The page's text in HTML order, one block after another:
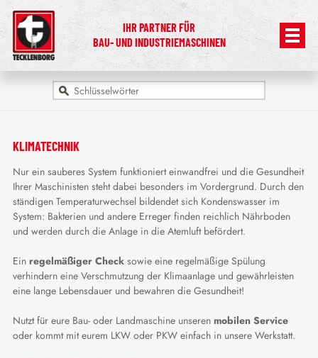
IHR PARTNER FÜR
BAU- UND INDUSTRIEMASCHINEN
KLIMATECHNIK
Nur ein sauberes System funktioniert einwandfrei und die Gesundheit
Ihrer Maschinisten steht dabei besonders im Vordergrund. Durch den
ständigen Temperaturwechsel bildendet sich Kondenswasser im
System: Bakterien und andere Erreger finden reichlich Nährboden
und werden durch die Anlage in die Atemluft befördert.
Ein regelmäßiger Checksowie eine regelmäßige Spülung
verhindern eine Verschmutzung der Klimaanlage und gewährleisten
eine lange Lebensdauer und bewahren die Gesundheit!
Nutzt für eure Bau- oder Landmaschine unseren mobilen Service
oder kommt mit eurem LKW oder PKW einfach in unsere Werkstatt.